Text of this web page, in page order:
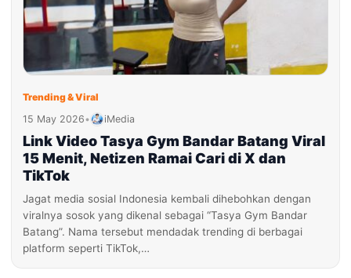
Trending & Viral
15 May 2026• iMedia
Link Video Tasya Gym Bandar Batang Viral
15 Menit, Netizen Ramai Cari di X dan
TikTok
Jagat media sosial Indonesia kembali dihebohkan dengan
viralnya sosok yang dikenal sebagai “Tasya Gym Bandar
Batang”. Nama tersebut mendadak trending di berbagai
platform seperti TikTok,…